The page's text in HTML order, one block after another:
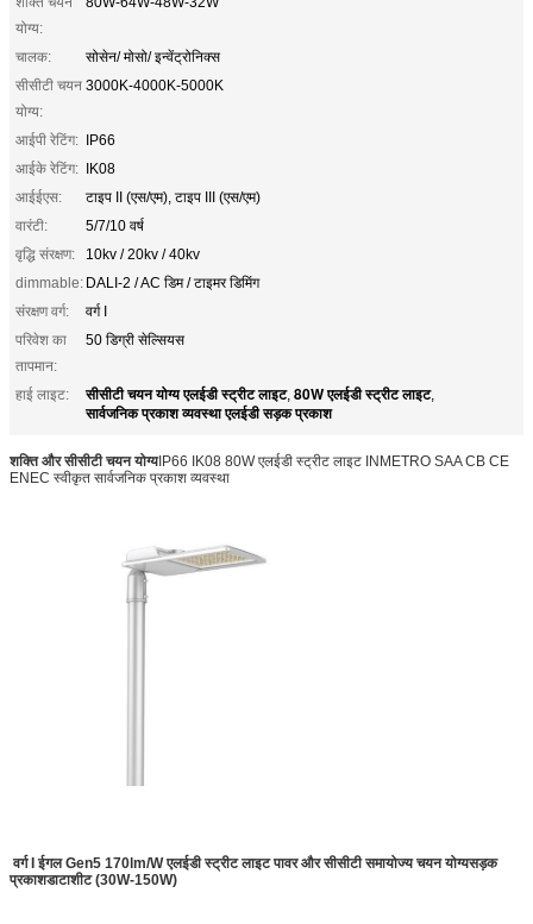
योग्य:
चालक:
सोसेन/ मोसो/ इन्वेंट्रोनिक्स
सीसीटी चयन
योग्य:
3000K-4000K-5000K
आईपी रेटिंग: IP66
आईके रेटिंग: IK08
आईईएस:
टाइप II (एस/एम), टाइप III (एस/एम)
वारंटी:
5/7/10 वर्ष
वृद्धि संरक्षण:
10kv / 20kv / 40kv
dimmable: DALI-2 / AC डिम / टाइमर डिमिंग
संरक्षण वर्ग:
वर्ग I
परिवेश का
तापमान:
50 डिग्री सेल्सियस
हाई लाइट: सीसीटी चयन योग्य एलईडी स्ट्रीट लाइट, 80W एलईडी स्ट्रीट लाइट,
सार्वजनिक प्रकाश व्यवस्था एलईडी सड़क प्रकाश
शक्ति और सीसीटी चयन योग्यIP66 IK08 80W एलईडी स्ट्रीट लाइट INMETRO SAA CB CE
ENEC स्वीकृत सार्वजनिक प्रकाश व्यवस्था
वर्ग I ईगल Gen5 170lm/W एलईडी स्ट्रीट लाइट पावर और सीसीटी समायोज्य चयन योग्यसड़क
प्रकाशडाटाशीट (30W-150W)